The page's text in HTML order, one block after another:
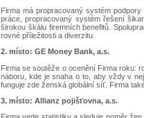
Firma má propracovaný systém
práce, propracovaný systém řešení
širokou škálu firemních benefitů.
rovné příležitosti a diverzitu.
2. místo: GE Money Bank, a.s.
Firma se soutěže o ocenění Firma roku:
náboru, kde je snaha o to, aby vždy v
funguje zde ženská globální síť. Firma
3. místo: Allianz pojišťovna, a.s.